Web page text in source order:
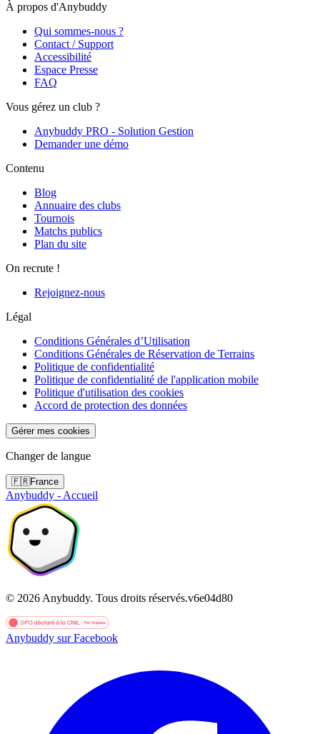
À propos d'Anybuddy
Qui sommes-nous ?
Contact / Support
Accessibilité
Espace Presse
FAQ
Vous gérez un club ?
Anybuddy PRO - Solution Gestion
Demander une démo
Contenu
Blog
Annuaire des clubs
Tournois
Matchs publics
Plan du site
On recrute !
Rejoignez-nous
Légal
Conditions Générales d’Utilisation
Conditions Générales de Réservation de Terrains
Politique de confidentialité
Politique de confidentialité de l'application mobile
Politique d'utilisation des cookies
Accord de protection des données
Gérer mes cookies
Changer de langue
🇫🇷France
Anybuddy - Accueil
© 2026 Anybuddy. Tous droits réservés.v6e04d80
Anybuddy sur Facebook